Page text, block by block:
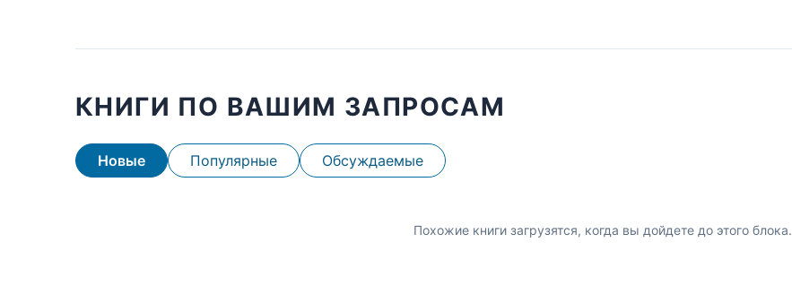
КНИГИ ПО ВАШИМ ЗАПРОСАМ
Новые Популярные Обсуждаемые
Похожие книги загрузятся, когда вы дойдете до этого блока.